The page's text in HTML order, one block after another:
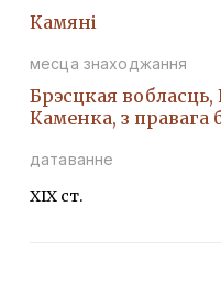
Камяні
месца знаходжання
Брэсцкая
Каменка, з правага
датаванне
ХІХ ст.